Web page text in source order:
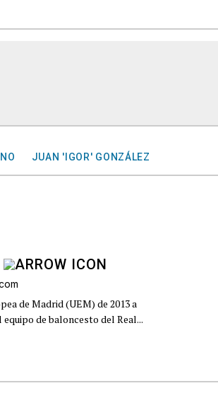
JUAN 'IGOR' GONZÁLEZ
de Madrid (UEM) de 2013 a
de baloncesto del Real...